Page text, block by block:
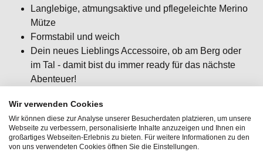
Langlebige, atmungsaktive und pflegeleichte Merino
Mütze
Formstabil und weich
Dein neues Lieblings Accessoire, ob am Berg oder
im Tal - damit bist du immer ready für das nächste
Abenteuer!
Wir verwenden Cookies
Wir können diese zur Analyse unserer Besucherdaten platzieren, um unsere
Webseite zu verbessern, personalisierte Inhalte anzuzeigen und Ihnen ein
großartiges Webseiten-Erlebnis zu bieten. Für weitere Informationen zu den
von uns verwendeten Cookies öffnen Sie die Einstellungen.